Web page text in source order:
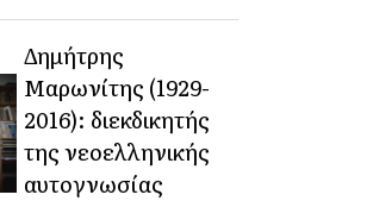
Δημήτρης
Μαρωνίτης (1929-
2016): διεκδικητής
της νεοελληνικής
αυτογνωσίας